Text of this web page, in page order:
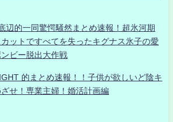
辺的一同驚愕騒然まとめ速報！超氷河期
ットですべてを失ったキグナス氷子の愛
ビー脱出大作戦
的まとめ速報！！子供が欲しいど陰キ
せ！専業主婦！婚活計画編